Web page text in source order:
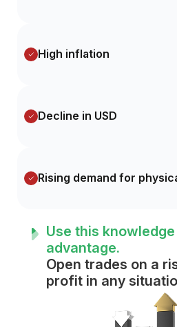
High inflation
Decline in USD
Rising demand for
Use this
advantage.
Open trades on a
profit in any